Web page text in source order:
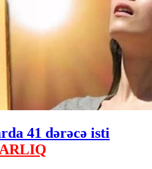
41 dərəcə isti